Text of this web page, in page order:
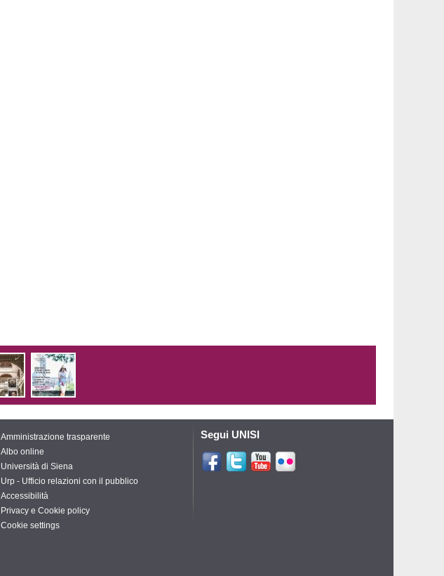
Amministrazione trasparente
Albo online
Università di Siena
Urp - Ufficio relazioni con il pubblico
Accessibilità
Privacy e Cookie policy
Cookie settings
Segui UNISI